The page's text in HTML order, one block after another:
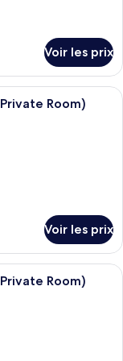
Voir les prix
de taille modeste,
Room)
Voir les prix
de taille modeste,
Room)